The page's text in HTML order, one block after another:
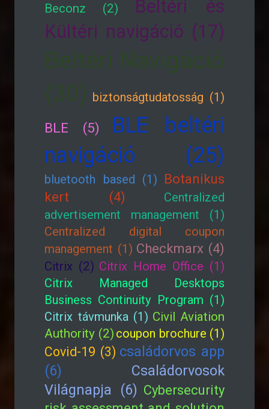
Beconz (2)
Beltéri és
Kültéri navigáció (17)
Beltéri Navigáció
(30) biztonságtudatosság (1)
BLE (5)
BLE beltéri
navigáció (25)
bluetooth based (1) Botanikus
kert (4)
Centralized
advertisement management (1)
Centralized digital coupon
management (1) Checkmarx (4)
Citrix (2) Citrix Home Office (1)
Citrix Managed Desktops
Business Continuity Program (1)
Citrix távmunka (1) Civil Aviation
Authority (2) coupon brochure (1)
Covid-19 (3) családorvos app
(6)
Családorvosok
Világnapja (6) Cybersecurity